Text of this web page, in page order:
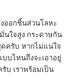
ออกชิ้นส่วนโลหะ
นใจสูง กระดาษกัน
ครับ หากไม่แน่ใจ
บไหนถึงจะเอาอยู่
บ เราพร้อมเป็น